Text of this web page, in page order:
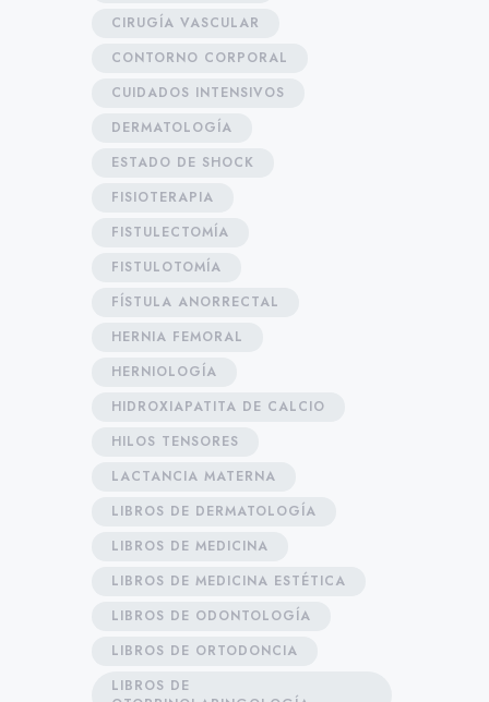
CIRUGÍA VASCULAR
CONTORNO CORPORAL
CUIDADOS INTENSIVOS
DERMATOLOGÍA
ESTADO DE SHOCK
FISIOTERAPIA
FISTULECTOMÍA
FISTULOTOMÍA
FÍSTULA ANORRECTAL
HERNIA FEMORAL
HERNIOLOGÍA
HIDROXIAPATITA DE CALCIO
HILOS TENSORES
LACTANCIA MATERNA
LIBROS DE DERMATOLOGÍA
LIBROS DE MEDICINA
LIBROS DE MEDICINA ESTÉTICA
LIBROS DE ODONTOLOGÍA
LIBROS DE ORTODONCIA
LIBROS DE